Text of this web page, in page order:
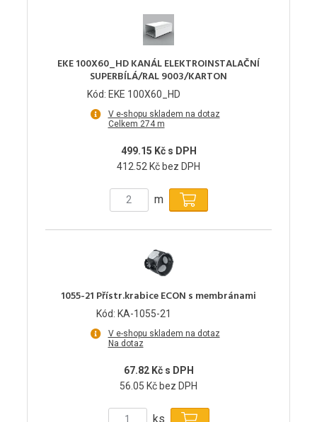
EKE 100X60_HD KANÁL ELEKTROINSTALAČNÍ
SUPERBÍLÁ/RAL 9003/KARTON
Kód: EKE 100X60_HD
V e-shopu skladem na dotaz
Celkem 274 m
499.15 Kč s DPH
412.52 Kč bez DPH
m
1055-21 Přístr.krabice ECON s membránami
Kód: KA-1055-21
V e-shopu skladem na dotaz
Na dotaz
67.82 Kč s DPH
56.05 Kč bez DPH
ks